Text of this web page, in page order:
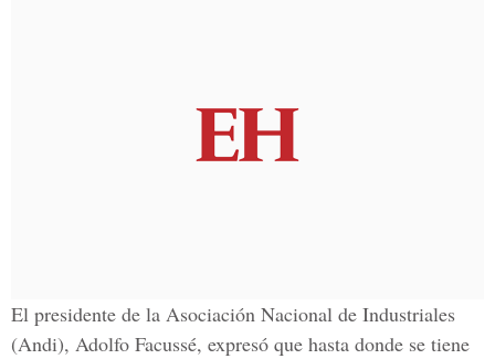
El presidente de la Asociación Nacional de Industriales
(Andi), Adolfo Facussé, expresó que hasta donde se tiene